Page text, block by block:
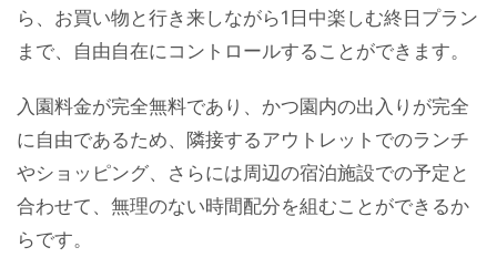
ら、お買い物と行き来しながら1日中楽しむ終日プラン
まで、自由自在にコントロールすることができます。
入園料金が完全無料であり、かつ園内の出入りが完全
に自由であるため、隣接するアウトレットでのランチ
やショッピング、さらには周辺の宿泊施設での予定と
合わせて、無理のない時間配分を組むことができるか
らです。